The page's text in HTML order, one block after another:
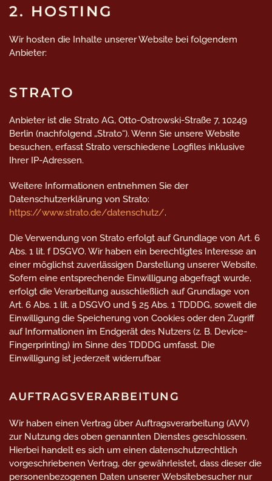
2. HOSTING
Wir hosten die Inhalte unserer Website bei folgendem
Anbieter:
STRATO
Anbieter ist die Strato AG, Otto-Ostrowski-Straße 7, 10249
Berlin (nachfolgend „Strato“). Wenn Sie unsere Website
besuchen, erfasst Strato verschiedene Logfiles inklusive
Ihrer IP-Adressen.
Weitere Informationen entnehmen Sie der
Datenschutzerklärung von Strato:
https://www.strato.de/datenschutz/.
Die Verwendung von Strato erfolgt auf Grundlage von Art. 6
Abs. 1 lit. f DSGVO. Wir haben ein berechtigtes Interesse an
einer möglichst zuverlässigen Darstellung unserer Website.
Sofern eine entsprechende Einwilligung abgefragt wurde,
erfolgt die Verarbeitung ausschließlich auf Grundlage von
Art. 6 Abs. 1 lit. a DSGVO und § 25 Abs. 1 TDDDG, soweit die
Einwilligung die Speicherung von Cookies oder den Zugriff
auf Informationen im Endgerät des Nutzers (z. B. Device-
Fingerprinting) im Sinne des TDDDG umfasst. Die
Einwilligung ist jederzeit widerrufbar.
AUFTRAGSVERARBEITUNG
Wir haben einen Vertrag über Auftragsverarbeitung (AVV)
zur Nutzung des oben genannten Dienstes geschlossen.
Hierbei handelt es sich um einen datenschutzrechtlich
vorgeschriebenen Vertrag, der gewährleistet, dass dieser die
personenbezogenen Daten unserer Websitebesucher nur